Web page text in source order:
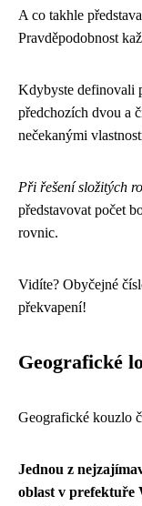
A co takhle
Pravděpodobnost
Kdybyste definovali
předchozích dvou a
nečekanými
Při řešení složitých
představovat počet
rovnic.
Vidíte? Obyčejné
překvapení!
Geografické
Geografické kouzlo
Jednou z
oblast v prefektuře